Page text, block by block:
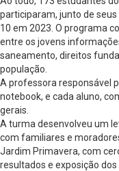
participaram, junto de
10 em 2023. O programa
entre os jovens
saneamento, direitos
população.
A professora responsável
notebook, e cada aluno,
gerais.
A turma desenvolveu um
com familiares e
Jardim Primavera, com
resultados e exposição